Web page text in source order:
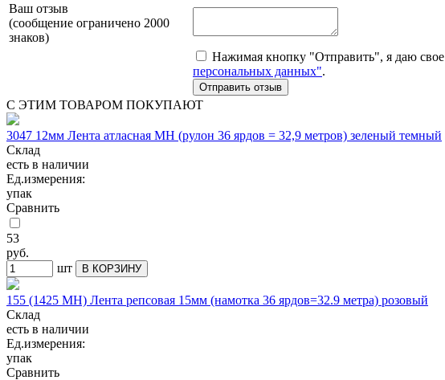
Ваш отзыв
(сообщение ограничено 2000
знаков)
Нажимая кнопку "Отправить", я даю свое
персональных данных".
С ЭТИМ ТОВАРОМ ПОКУПАЮТ
3047 12мм Лента атласная МН (рулон 36 ярдов = 32,9 метров) зеленый темный
Склад
есть в наличии
Ед.измерения:
упак
Сравнить
53
руб.
шт
В КОРЗИНУ
155 (1425 МН) Лента репсовая 15мм (намотка 36 ярдов=32.9 метра) розовый
Склад
есть в наличии
Ед.измерения:
упак
Сравнить